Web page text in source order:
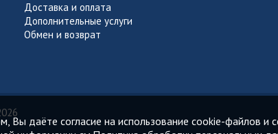
Доставка и оплата
Дополнительные услуги
Обмен и возврат
Вы даёте согласие на использование cookie-файлов и